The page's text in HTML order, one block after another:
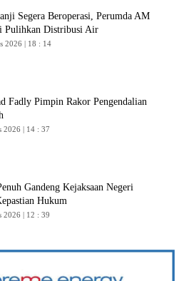
Segera Beroperasi, Perumda AM
Pulihkan Distribusi Air
2026 | 18 : 14
Fadly Pimpin Rakor Pengendalian
2026 | 14 : 37
Gandeng Kejaksaan Negeri
Hukum
2026 | 12 : 39